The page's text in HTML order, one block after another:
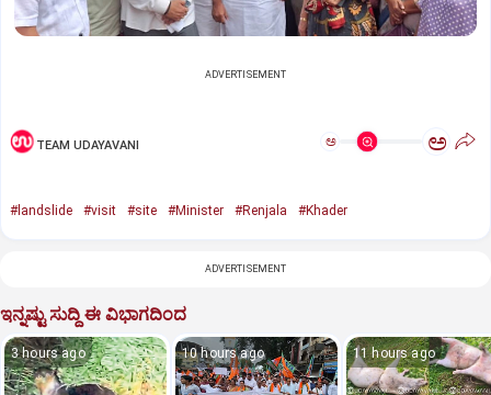
ADVERTISEMENT
TEAM UDAYAVANI ಅ ಅ
#landslide #visit #site #Minister #Renjala #Khader
ADVERTISEMENT
ಇನ್ನಷ್ಟು ಸುದ್ದಿ ಈ ವಿಭಾಗದಿಂದ
3 hours ago 10 hours ago 11 hours ago